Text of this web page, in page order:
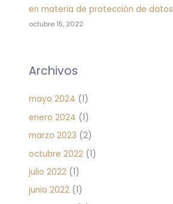
en materia de protección de datos
octubre 15, 2022
Archivos
mayo 2024 (1)
enero 2024 (1)
marzo 2023 (2)
octubre 2022 (1)
julio 2022 (1)
junio 2022 (1)